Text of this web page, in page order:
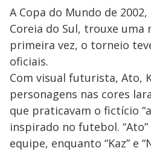
A Copa do Mundo de
Coreia do Sul, trouxe uma
primeira vez, o torneio
oficiais.
Com visual futurista, Ato,
personagens nas cores
que praticavam o fictício
inspirado no futebol.
equipe, enquanto “Kaz” e